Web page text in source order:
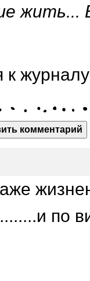
жить...
к
комментарий
по